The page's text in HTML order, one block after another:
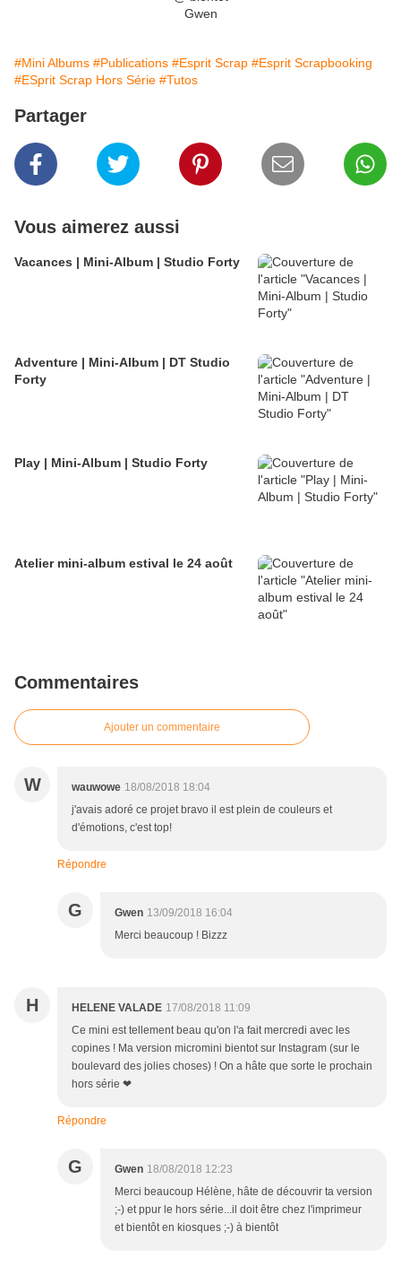
Gwen
#Mini Albums #Publications #Esprit Scrap #Esprit Scrapbooking
#ESprit Scrap Hors Série #Tutos
Partager
Vous aimerez aussi
Vacances | Mini-Album | Studio Forty
Adventure | Mini-Album | DT Studio
Forty
Play | Mini-Album | Studio Forty
Atelier mini-album estival le 24 août
Commentaires
Ajouter un commentaire
W wauwowe 18/08/2018 18:04
j'avais adoré ce projet bravo il est plein de couleurs et
d'émotions, c'est top!
Répondre
G Gwen 13/09/2018 16:04
Merci beaucoup ! Bizzz
H HELENE VALADE 17/08/2018 11:09
Ce mini est tellement beau qu'on l'a fait mercredi avec les
copines ! Ma version micromini bientot sur Instagram (sur le
boulevard des jolies choses) ! On a hâte que sorte le prochain
hors série ❤
Répondre
G Gwen 18/08/2018 12:23
Merci beaucoup Hélène, hâte de découvrir ta version
;-) et ppur le hors série...il doit être chez l'imprimeur
et bientôt en kiosques ;-) à bientôt